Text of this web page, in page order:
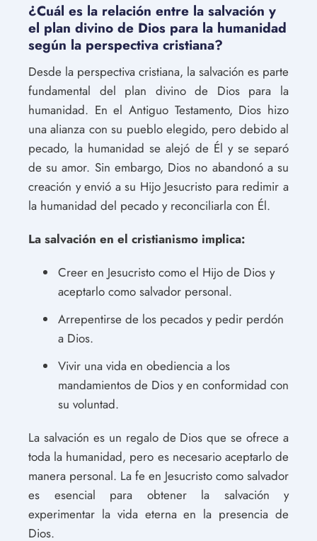
¿Cuál es la relación entre la salvación y
el plan divino de Dios para la humanidad
según la perspectiva cristiana?
Desde la perspectiva cristiana, la salvación es parte
fundamental del plan divino de Dios para la
humanidad. En el Antiguo Testamento, Dios hizo
una alianza con su pueblo elegido, pero debido al
pecado, la humanidad se alejó de Él y se separó
de su amor. Sin embargo, Dios no abandonó a su
creación y envió a su Hijo Jesucristo para redimir a
la humanidad del pecado y reconciliarla con Él.
La salvación en el cristianismo implica:
Creer en Jesucristo como el Hijo de Dios y
aceptarlo como salvador personal.
Arrepentirse de los pecados y pedir perdón
a Dios.
Vivir una vida en obediencia a los
mandamientos de Dios y en conformidad con
su voluntad.
La salvación es un regalo de Dios que se ofrece a
toda la humanidad, pero es necesario aceptarlo de
manera personal. La fe en Jesucristo como salvador
es esencial para obtener la salvación y
experimentar la vida eterna en la presencia de
Dios.